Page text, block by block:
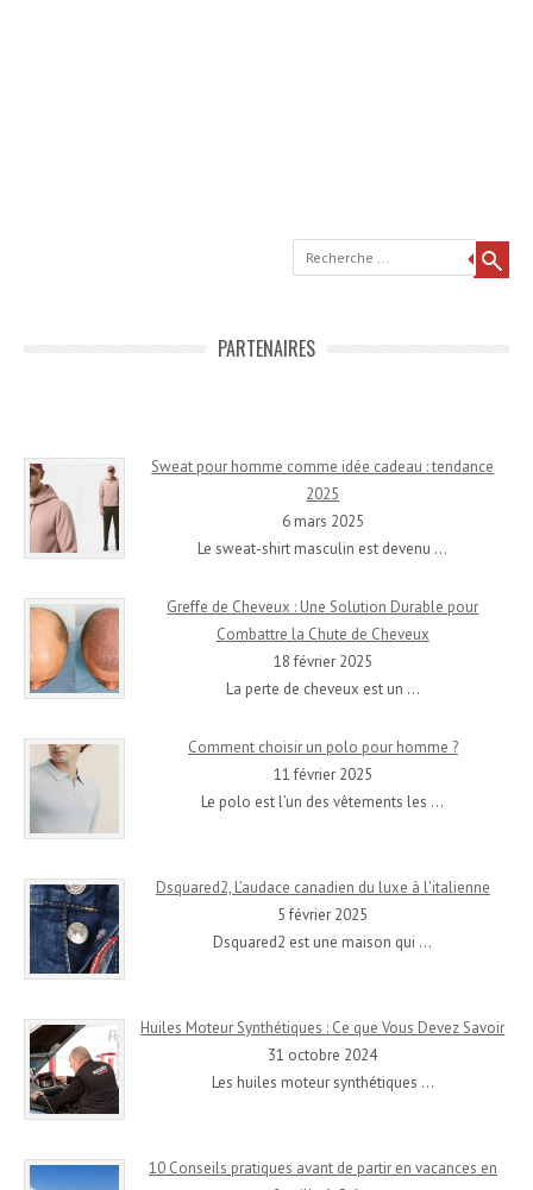
Recherche
PARTENAIRES
Sweat pour homme comme idée cadeau : tendance
2025
6 mars 2025
Le sweat-shirt masculin est devenu …
Greffe de Cheveux : Une Solution Durable pour
Combattre la Chute de Cheveux
18 février 2025
La perte de cheveux est un …
Comment choisir un polo pour homme ?
11 février 2025
Le polo est l’un des vêtements les …
Dsquared2, L’audace canadien du luxe à l’italienne
5 février 2025
Dsquared2 est une maison qui …
Huiles Moteur Synthétiques : Ce que Vous Devez Savoir
31 octobre 2024
Les huiles moteur synthétiques …
10 Conseils pratiques avant de partir en vacances en